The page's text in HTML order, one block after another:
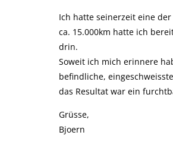
Ich hatte seinerzeit eine
ca. 15.000km hatte ich
drin.
Soweit ich mich erinnere
befindliche,
das Resultat war ein
Grüsse,
Bjoern